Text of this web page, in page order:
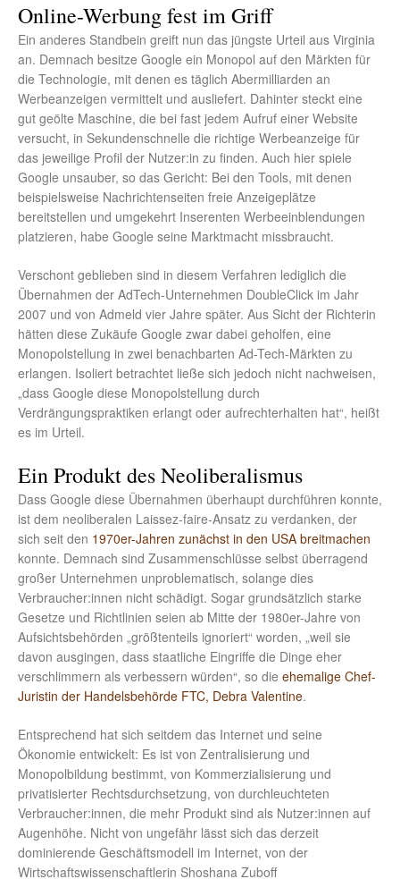
Online-Werbung fest im Griff
Ein anderes Standbein greift nun das jüngste Urteil aus Virginia
an. Demnach besitze Google ein Monopol auf den Märkten für
die Technologie, mit denen es täglich Abermilliarden an
Werbeanzeigen vermittelt und ausliefert. Dahinter steckt eine
gut geölte Maschine, die bei fast jedem Aufruf einer Website
versucht, in Sekundenschnelle die richtige Werbeanzeige für
das jeweilige Profil der Nutzer:in zu finden. Auch hier spiele
Google unsauber, so das Gericht: Bei den Tools, mit denen
beispielsweise Nachrichtenseiten freie Anzeigeplätze
bereitstellen und umgekehrt Inserenten Werbeeinblendungen
platzieren, habe Google seine Marktmacht missbraucht.
Verschont geblieben sind in diesem Verfahren lediglich die
Übernahmen der AdTech-Unternehmen DoubleClick im Jahr
2007 und von Admeld vier Jahre später. Aus Sicht der Richterin
hätten diese Zukäufe Google zwar dabei geholfen, eine
Monopolstellung in zwei benachbarten Ad-Tech-Märkten zu
erlangen. Isoliert betrachtet ließe sich jedoch nicht nachweisen,
„dass Google diese Monopolstellung durch
Verdrängungspraktiken erlangt oder aufrechterhalten hat“, heißt
es im Urteil.
Ein Produkt des Neoliberalismus
Dass Google diese Übernahmen überhaupt durchführen konnte,
ist dem neoliberalen Laissez-faire-Ansatz zu verdanken, der
sich seit den 1970er-Jahren zunächst in den USA breitmachen
konnte. Demnach sind Zusammenschlüsse selbst überragend
großer Unternehmen unproblematisch, solange dies
Verbraucher:innen nicht schädigt. Sogar grundsätzlich starke
Gesetze und Richtlinien seien ab Mitte der 1980er-Jahre von
Aufsichtsbehörden „größtenteils ignoriert“ worden, „weil sie
davon ausgingen, dass staatliche Eingriffe die Dinge eher
verschlimmern als verbessern würden“, so die ehemalige Chef-
Juristin der Handelsbehörde FTC, Debra Valentine.
Entsprechend hat sich seitdem das Internet und seine
Ökonomie entwickelt: Es ist von Zentralisierung und
Monopolbildung bestimmt, von Kommerzialisierung und
privatisierter Rechtsdurchsetzung, von durchleuchteten
Verbraucher:innen, die mehr Produkt sind als Nutzer:innen auf
Augenhöhe. Nicht von ungefähr lässt sich das derzeit
dominierende Geschäftsmodell im Internet, von der
Wirtschaftswissenschaftlerin Shoshana Zuboff